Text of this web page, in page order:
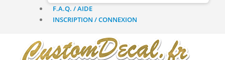
F.A.Q. / AIDE
INSCRIPTION / CONNEXION